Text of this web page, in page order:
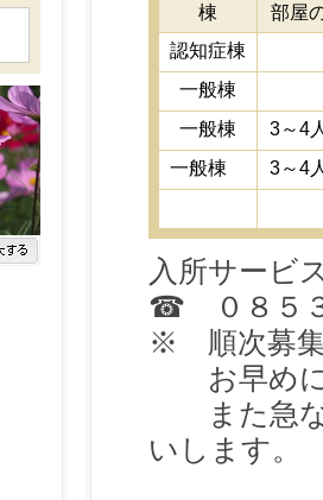
棟
部屋
認知症棟
一般棟
一般棟
3～4
一般棟
3～4
入所サービ
☎ ０８５３
※ 順次募集
お早めに
また急な
いします。